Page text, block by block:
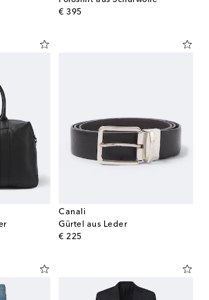
€ 395
original price
Canali
Gürtel aus Leder
€ 225
original price